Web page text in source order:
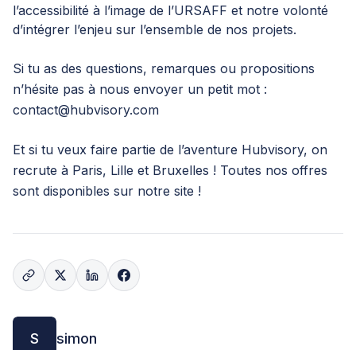
l’accessibilité à l’image de l’URSAFF et notre volonté
d’intégrer l’enjeu sur l’ensemble de nos projets.
Si tu as des questions, remarques ou propositions
n’hésite pas à nous envoyer un petit mot :
contact@hubvisory.com
Et si tu veux faire partie de l’aventure Hubvisory, on
recrute à Paris, Lille et Bruxelles ! Toutes nos offres
sont disponibles sur notre site !
S simon